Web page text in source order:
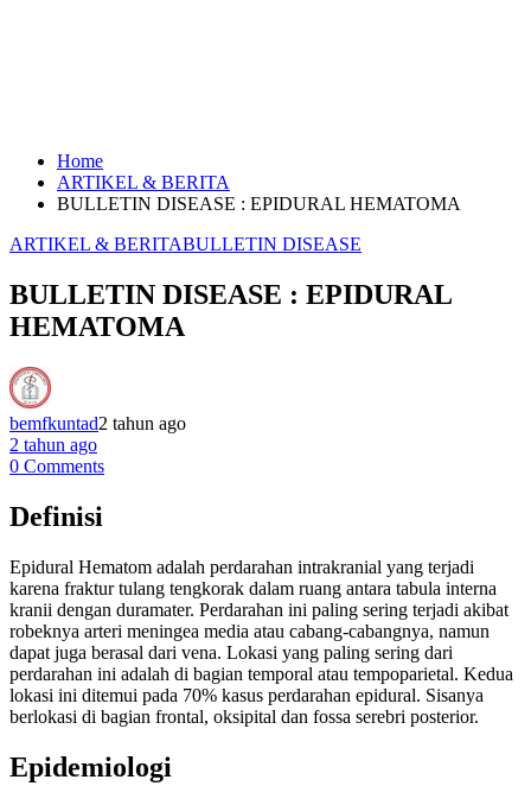
Home
ARTIKEL & BERITA
BULLETIN DISEASE : EPIDURAL HEMATOMA
ARTIKEL & BERITABULLETIN DISEASE
BULLETIN DISEASE : EPIDURAL
HEMATOMA
bemfkuntad2 tahun ago
2 tahun ago
0 Comments
Definisi
Epidural Hematom adalah perdarahan intrakranial yang terjadi
karena fraktur tulang tengkorak dalam ruang antara tabula interna
kranii dengan duramater. Perdarahan ini paling sering terjadi akibat
robeknya arteri meningea media atau cabang-cabangnya, namun
dapat juga berasal dari vena. Lokasi yang paling sering dari
perdarahan ini adalah di bagian temporal atau tempoparietal. Kedua
lokasi ini ditemui pada 70% kasus perdarahan epidural. Sisanya
berlokasi di bagian frontal, oksipital dan fossa serebri posterior.
Epidemiologi